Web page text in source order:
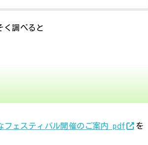
く調べると
フェスティバル開催のご案内 pdf
を